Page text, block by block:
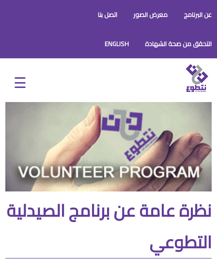
عن البرنامج معرض الصور اتصل بنا
التحقق من صحة الشهادة ENGLISH
نظرة عامة عن برنامج الصيدلية
التطوعي